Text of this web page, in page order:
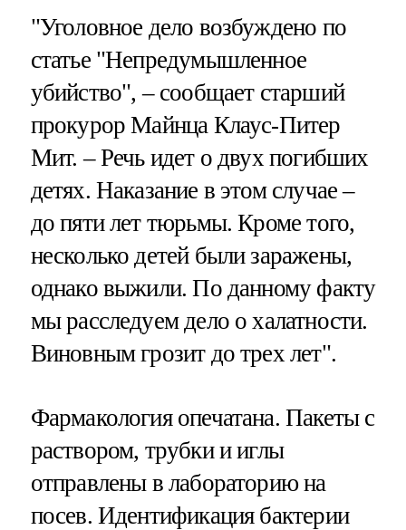
"Уголовное дело возбуждено по
статье "Непредумышленное
убийство", – сообщает старший
прокурор Майнца Клаус-Питер
Мит. – Речь идет о двух погибших
детях. Наказание в этом случае –
до пяти лет тюрьмы. Кроме того,
несколько детей были заражены,
однако выжили. По данному факту
мы расследуем дело о халатности.
Виновным грозит до трех лет".
Фармакология опечатана. Пакеты с
раствором, трубки и иглы
отправлены в лабораторию на
посев. Идентификация бактерии